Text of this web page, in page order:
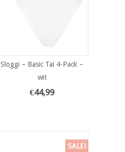
Sloggi – Basic Tai 4-Pack –
wit
€44,99
SALE!